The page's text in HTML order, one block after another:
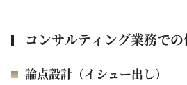
コンサルティング業務で
論点設計（イシュー出し）